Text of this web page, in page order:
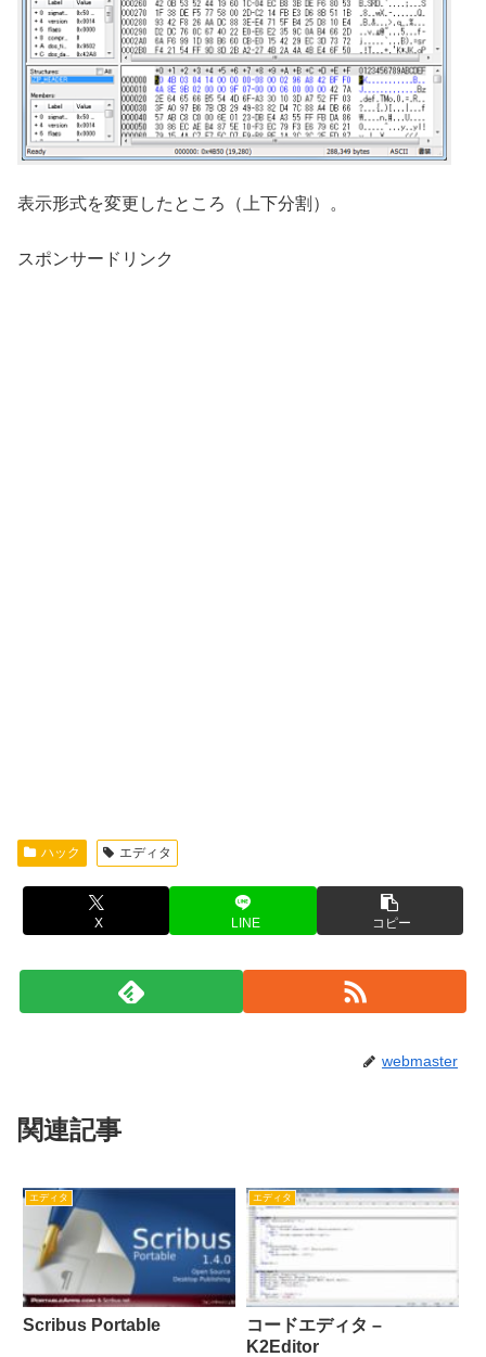
表示形式を変更したところ（上下分割）。
スポンサードリンク
ハック エディタ
X LINE コピー
webmaster
関連記事
エディタ
Scribus Portable
エディタ
コードエディタ –
K2Editor